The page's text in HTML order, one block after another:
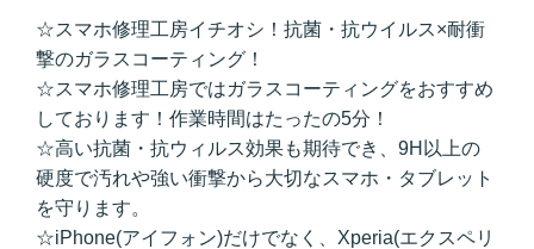
☆スマホ修理工房イチオシ！抗菌・抗ウイルス×耐衝
撃のガラスコーティング！
☆スマホ修理工房ではガラスコーティングをおすすめ
しております！作業時間はたったの5分！
☆高い抗菌・抗ウィルス効果も期待でき、9H以上の
硬度で汚れや強い衝撃から大切なスマホ・タブレット
を守ります。
☆iPhone(アイフォン)だけでなく、Xperia(エクスペリ